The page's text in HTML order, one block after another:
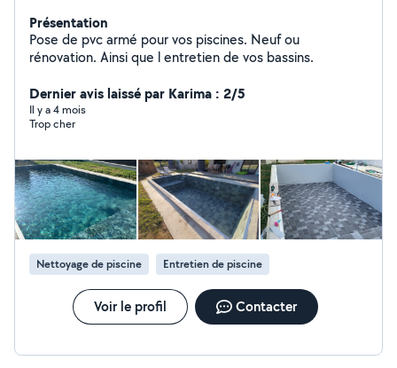
Présentation
Pose de pvc armé pour vos piscines. Neuf ou
rénovation. Ainsi que l entretien de vos bassins.
Dernier avis laissé par Karima : 2/5
Il y a 4 mois
Trop cher
Nettoyage de piscine Entretien de piscine
Voir le profil Contacter